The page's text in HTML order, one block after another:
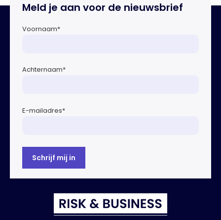
Europese Commissie bij het ontwikkelen van […]
Meld je aan voor de nieuwsbrief
Voornaam*
Achternaam*
E-mailadres*